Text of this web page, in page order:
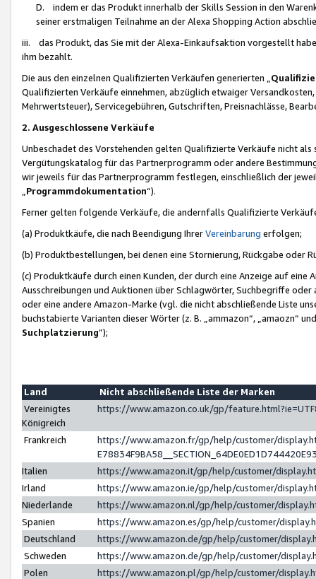
D. indem er das Produkt innerhalb der Skills Session in den
seiner erstmaligen Teilnahme an der Alexa Shopping Action
iii. das Produkt, das Sie mit der Alexa-Einkaufsaktion vorgestellt
ihm bezahlt.
Die aus den einzelnen Qualifizierten Verkäufen generierten „
Qualifizierten Verkäufe einnehmen, abzüglich etwaiger
Mehrwertsteuer), Servicegebühren, Gutschriften, Preisnachlässe,
2. Ausgeschlossene Verkäufe
Unbeschadet des Vorstehenden gelten Qualifizierte Verkäufe nicht
Vergütungskatalog für das Partnerprogramm oder andere
wir jeweils für das Partnerprogramm festlegen, einschließlich der
Programmdokumentation“).
Ferner gelten folgende Verkäufe, die andernfalls Qualifizierte
(a) Produktkäufe, die nach Beendigung IhrerVereinbarung erfolgen;
(b) Produktbestellungen, bei denen eine Stornierung, Rückgabe oder
(c) Produktkäufe durch einen Kunden, der durch eine Anzeige auf
Ausschreibungen und Auktionen über Schlagwörter, Suchbegriffe
oder eine andere Amazon-Marke (vgl. die nicht abschließende Liste
buchstabierte Varianten dieser Wörter (z. B. „ammazon“, „amaozn“
Suchplatzierung”);
Land
Nicht abschließende Liste der Marken
Vereinigtes
Königreich
https://www.amazon.co.uk/gp/
Frankreich
https://www.amazon.fr/gp/help/customer/
Italien
https://www.amazon.it/gp/help/customer/
Irland
https://www.amazon.ie/gp/help/customer/
Niederlande
https://www.amazon.nl/gp/help/customer/
Spanien
https://www.amazon.es/gp/help/customer/
Deutschland
https://www.amazon.de/gp/help/customer/
Schweden
https://www.amazon.de/gp/help/customer/
Polen
https://www.amazon.pl/gp/help/customer/